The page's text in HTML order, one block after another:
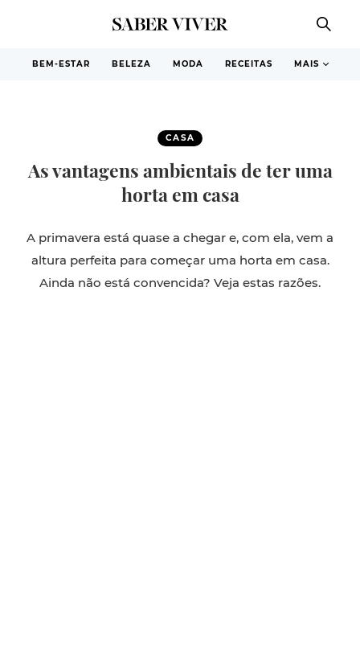
BEM-ESTAR BELEZA MODA RECEITAS MAIS
CASA
As vantagens ambientais de ter uma
horta em casa
A primavera está quase a chegar e, com ela, vem a
altura perfeita para começar uma horta em casa.
Ainda não está convencida? Veja estas razões.